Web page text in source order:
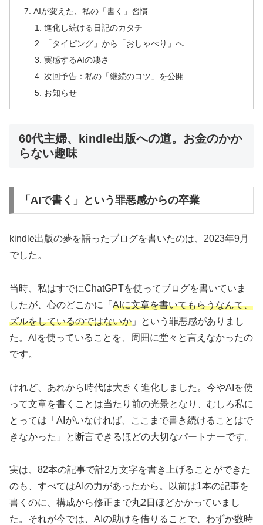
AIが変えた、私の「書く」習慣
進化し続ける日記のカタチ
「タイピング」から「おしゃべり」へ
実感するAIの凄さ
次回予告：私の「継続のコツ」を公開
お知らせ
60代主婦、kindle出版への道。お金のかか
らない趣味
「AIで書く」という罪悪感からの卒業
kindle出版の夢を語ったブログを書いたのは、2023年9月
でした。
当時、私はすでにChatGPTを使ってブログを書いていま
したが、心のどこかに「 AIに文章を書いてもらうなんて、
ズルをしているのではないか 」という罪悪感がありまし
た。AIを使っていることを、周囲に堂々と言えなかったの
です。
けれど、あれから時代は大きく進化しました。今やAIを使
って文章を書くことは当たり前の光景となり、むしろ私に
とっては「AIがいなければ、ここまで書き続けることはで
きなかった」と断言できるほどの大切なパートナーです。
実は、82本の記事で計2万文字を書き上げることができた
のも、すべてはAIの力があったから。以前は1本の記事を
書くのに、構成から修正まで丸2日ほどかかっていまし
た。それが今では、AIの助けを借りることで、わずか数時